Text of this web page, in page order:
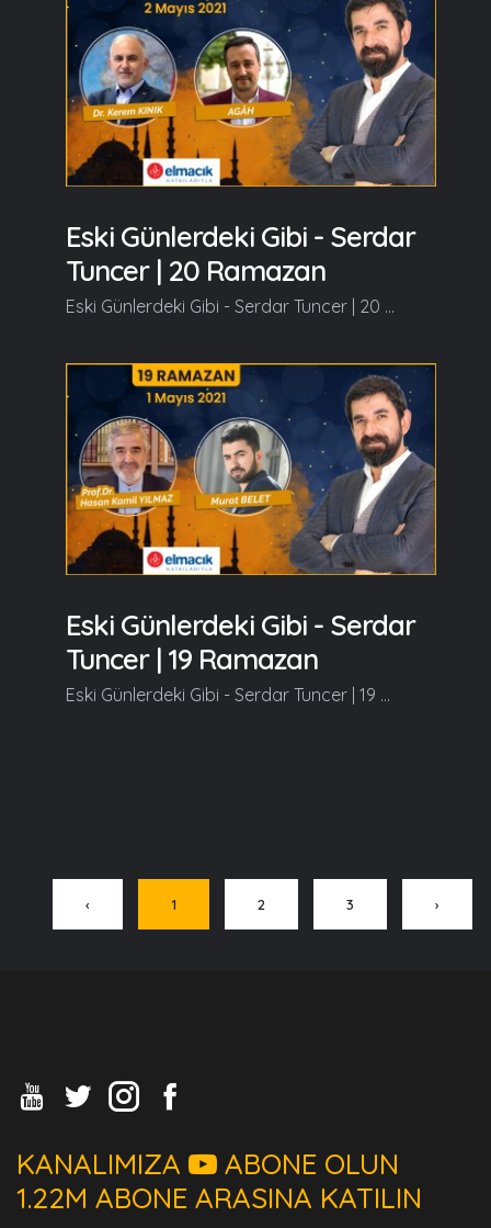
Eski Günlerdeki Gibi - Serdar
Tuncer | 20 Ramazan
Eski Günlerdeki Gibi - Serdar Tuncer | 20 Ramazan Konuklarımız, Dr. Kerem KINIK ve Agâh olacaklar. Ramazan güzeldir, Beraber güzelleşelim...
Eski Günlerdeki Gibi - Serdar
Tuncer | 19 Ramazan
Eski Günlerdeki Gibi - Serdar Tuncer | 19 Ramazan Konuklarımız, Prof.Dr. Hasan Kamil YILMAZ ve Murat BELET olacaklar. Ramazan güzeldir, Beraber güzelleşelim...
‹ 1 2 3 ›
KANALIMIZA
ABONE OLUN
1.22M ABONE ARASINA KATILIN